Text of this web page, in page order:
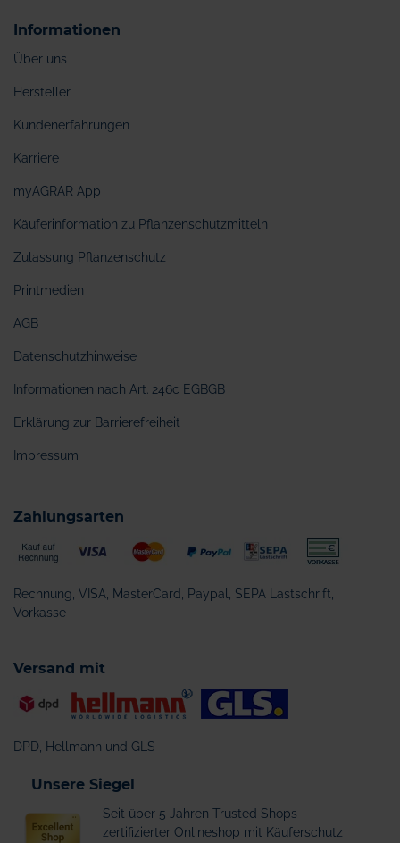
Informationen
Über uns
Hersteller
Kundenerfahrungen
Karriere
myAGRAR App
Käuferinformation zu Pflanzenschutzmitteln
Zulassung Pflanzenschutz
Printmedien
AGB
Datenschutzhinweise
Informationen nach Art. 246c EGBGB
Erklärung zur Barrierefreiheit
Impressum
Zahlungsarten
Rechnung, VISA, MasterCard, Paypal, SEPA Lastschrift,
Vorkasse
Versand mit
DPD, Hellmann und GLS
Unsere Siegel
Seit über 5 Jahren Trusted Shops
zertifizierter Onlineshop mit Käuferschutz